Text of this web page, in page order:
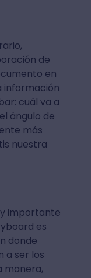
de
en
información
cuál va a
ángulo de
más
nuestra
importante
es
donde
a ser los
manera,